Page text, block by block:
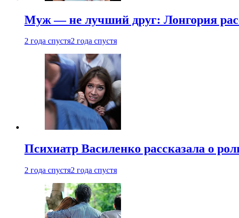
Муж — не лучший друг: Лонгория
2 года спустя2 года спустя
Психиатр Василенко рассказала о
2 года спустя2 года спустя